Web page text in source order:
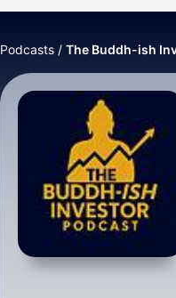
Podcasts The Buddh-ish